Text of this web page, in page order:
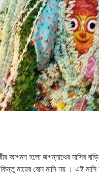
আগমন হলো জগন্নাথের মাসির
মায়ের বোন মাসি নয় । এই